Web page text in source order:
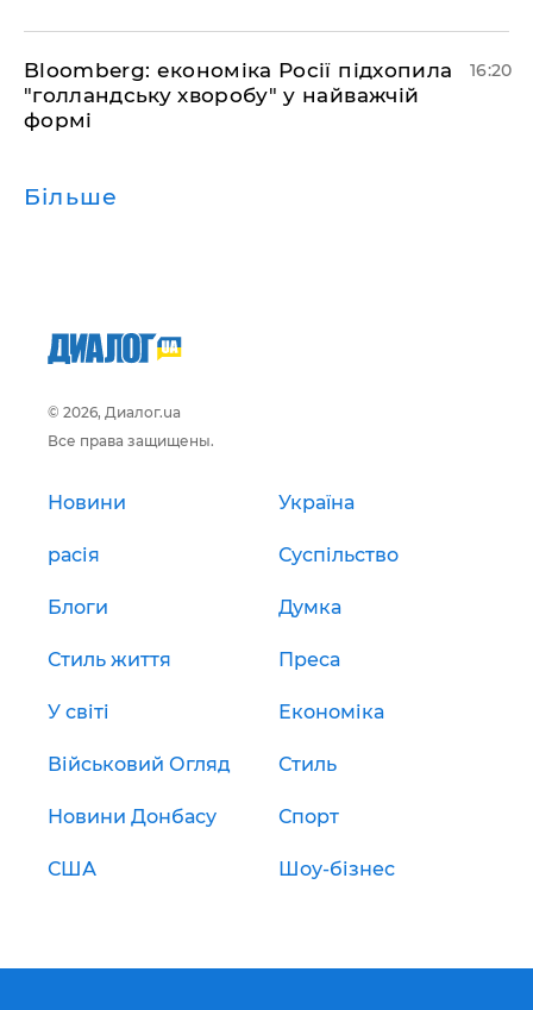
Bloomberg: економіка Росії підхопила
"голландську хворобу" у найважчій
формі
16:20
Більше
© 2026, Диалог.ua
Все права защищены.
Новини Україна
расія Суспільство
Блоги Думка
Стиль життя Преса
У світі Економіка
Військовий Огляд Стиль
Новини Донбасу Спорт
США Шоу-бізнес